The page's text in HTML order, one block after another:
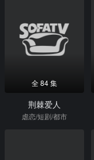
全 84 集
荆棘爱人
虐恋/短剧/都市